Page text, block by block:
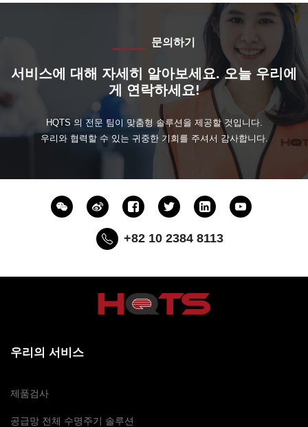
문의하기
서비스에 대해 자세히 알아보세요. 오늘 우리에
게 연락하세요!
HQTS 의 전문 팀이 맞춤형 솔루션을 제공할 것입니다.
우리와 협력할 수 있는 귀중한 기회를 주셔서 감사합니다.
+82 10 2384 8113
우리의 서비스
제품검사
공급망 전체 수명주기 솔루션